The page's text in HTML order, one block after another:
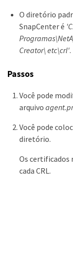
O diretório
SnapCenter é
Creator\ etc\crl'.
Passos
Você pode
arquivo
Você pode
diretório.
Os certificados
cada CRL.